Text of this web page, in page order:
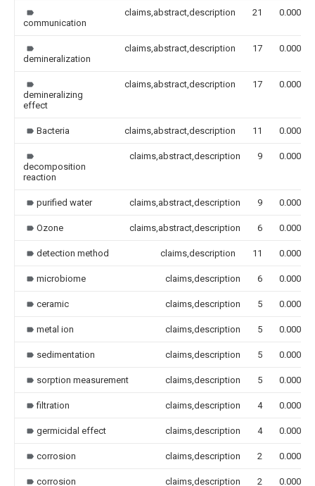
communication
claims,abstract,description 21 0.000
demineralization
claims,abstract,description 17 0.000
demineralizing
effect
claims,abstract,description 17 0.000
Bacteria claims,abstract,description 11 0.000
decomposition
reaction
claims,abstract,description 9 0.000
purified water claims,abstract,description 9 0.000
Ozone claims,abstract,description 6 0.000
detection method claims,description 11 0.000
microbiome claims,description 6 0.000
ceramic claims,description 5 0.000
metal ion claims,description 5 0.000
sedimentation claims,description 5 0.000
sorption measurement claims,description 5 0.000
filtration claims,description 4 0.000
germicidal effect claims,description 4 0.000
corrosion claims,description 2 0.000
corrosion claims,description 2 0.000